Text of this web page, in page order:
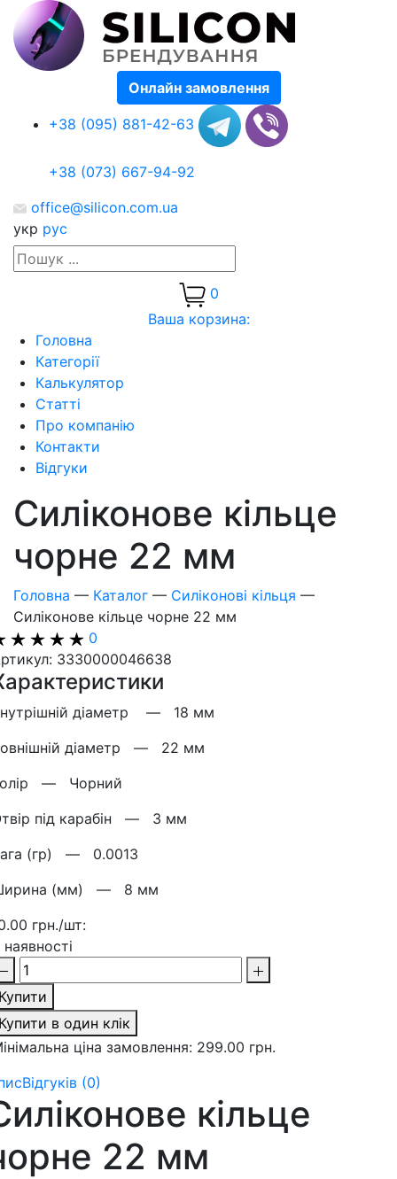
Онлайн замовлення
+38 (095) 881-42-63
+38 (073) 667-94-92
office@silicon.com.ua
укр рус
0
Ваша корзина:
Головна
Категорії
Калькулятор
Статті
Про компанію
Контакти
Відгуки
Силіконове кільце
чорне 22 мм
Головна — Каталог — Силіконові кільця —
Силіконове кільце чорне 22 мм
0
3330000046638
діаметр — 18 мм
діаметр — 22 мм
— Чорний
під карабін — 3 мм
(гр) — 0.0013
(мм) — 8 мм
грн./шт:
в один клік
ціна замовлення: 299.00 грн.
Відгуків (0)
кільце
22 мм